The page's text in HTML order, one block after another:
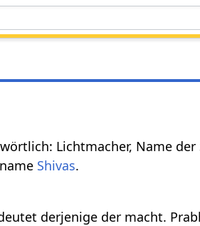
Lichtmacher, Name der
Shivas.
derjenige der macht.